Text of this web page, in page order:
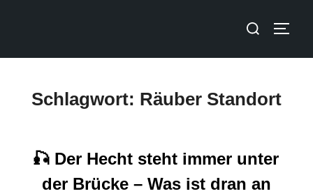
Schlagwort: Räuber Standort
🎣 Der Hecht steht immer unter
der Brücke – Was ist dran an